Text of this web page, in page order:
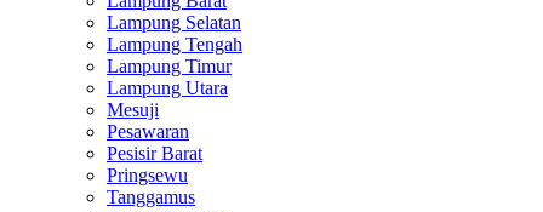
Lampung Selatan
Lampung Tengah
Lampung Timur
Lampung Utara
Mesuji
Pesawaran
Pesisir Barat
Pringsewu
Tanggamus